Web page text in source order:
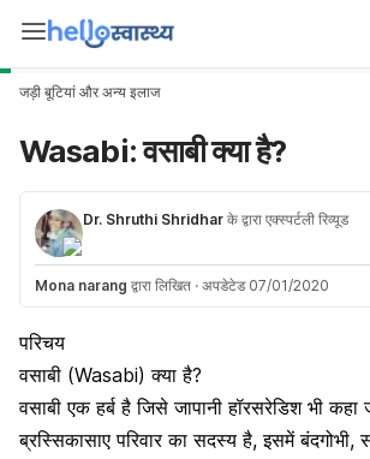
जड़ी बूटियां और अन्य इलाज
Wasabi: वसाबी क्या है?
Dr. Shruthi Shridhar के द्वारा एक्स्पर्टली रिव्यूड
Mona narang द्वारा लिखित · अपडेटेड 07/01/2020
परिचय
वसाबी (Wasabi) क्या है?
वसाबी एक हर्ब है जिसे जापानी हॉरसरेडिश भी
ब्रस्सिकासाए परिवार का सदस्य है, इसमें